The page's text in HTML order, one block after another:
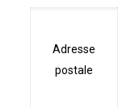
Adresse
postale